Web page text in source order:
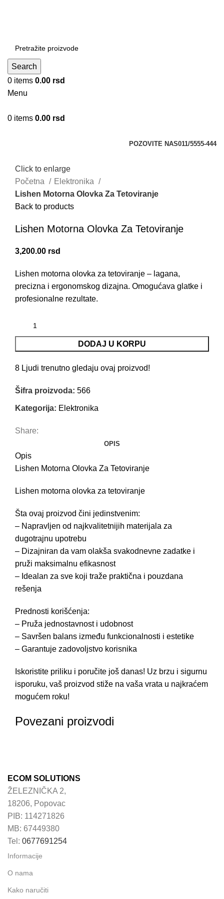
Search
0 items 0.00 rsd
Menu
0 items 0.00 rsd
POZOVITE NAS011/5555-444
Click to enlarge
Početna
Elektronika
Lishen Motorna Olovka Za Tetoviranje
Back to products
Lishen Motorna Olovka Za Tetoviranje
3,200.00 rsd
Lishen motorna olovka za tetoviranje – lagana,
precizna i ergonomskog dizajna. Omogućava glatke i
profesionalne rezultate.
DODAJ U KORPU
8 Ljudi trenutno gledaju ovaj proizvod!
Šifra proizvoda: 566
Kategorija: Elektronika
Share:
OPIS
Opis
Lishen Motorna Olovka Za Tetoviranje
Lishen motorna olovka za tetoviranje
Šta ovaj proizvod čini jedinstvenim:
– Napravljen od najkvalitetnijih materijala za
dugotrajnu upotrebu
– Dizajniran da vam olakša svakodnevne zadatke i
pruži maksimalnu efikasnost
– Idealan za sve koji traže praktična i pouzdana
rešenja
Prednosti korišćenja:
– Pruža jednostavnost i udobnost
– Savršen balans između funkcionalnosti i estetike
– Garantuje zadovoljstvo korisnika
Iskoristite priliku i poručite još danas! Uz brzu i sigurnu
isporuku, vaš proizvod stiže na vaša vrata u najkraćem
mogućem roku!
Povezani proizvodi
ECOM SOLUTIONS
ŽELEZNIČKA 2,
18206, Popovac
PIB: 114271826
MB: 67449380
Tel: 0677691254
Informacije
O nama
Kako naručiti